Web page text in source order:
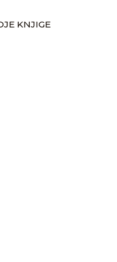
KNJIGE